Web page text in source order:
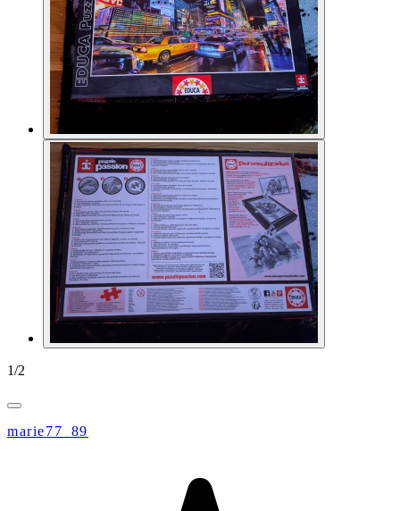
1/2
marie77_89